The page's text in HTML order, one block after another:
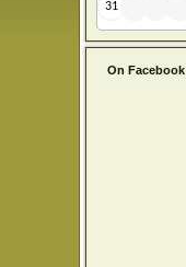
31
On Facebook